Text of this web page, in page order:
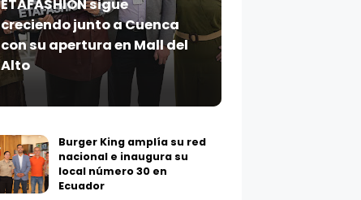
ETAFASHION sigue
creciendo junto a Cuenca
con su apertura en Mall del
Alto
Burger King amplía su red
nacional e inaugura su
local número 30 en
Ecuador